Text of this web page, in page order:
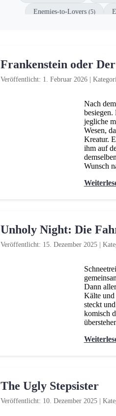
Enemies-to-Lovers (5)
Philosophie(1) Rätsel(1)
Superhelden(2)
Frankenstein oder
Veröffentlicht: 1. Februar 2026 |
Nach
besiegen.
jegliche
Wesen,
Kreatur.
ihm auf
Wunsch
Unholy Night: Die
Veröffentlicht: 15. Dezember 2025 |
Dann
Kälte und
steckt
komisch
The Ugly Stepsister
Veröffentlicht: 10. Dezember 2025 |